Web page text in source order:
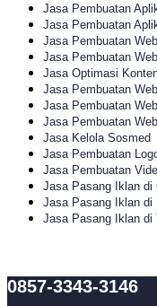
Jasa Pembuatan
Jasa Pembuatan
Jasa Pembuatan
Jasa Pembuatan
Jasa Optimasi
Jasa Pembuatan
Jasa Pembuatan
Jasa Pembuatan
Jasa Kelola Sosmed
Jasa Pembuatan
Jasa Pembuatan
Jasa Pasang Iklan di
Jasa Pasang Iklan di
Jasa Pasang Iklan di
0857-3343-3146